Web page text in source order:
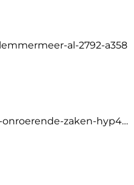
al-2792-a358
Afschrift-openbaar-register-onroerende-zaken-hyp4-79820-94